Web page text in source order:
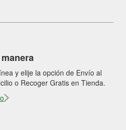
y elije la opción de Envío al
o Recoger Gratis en Tienda.